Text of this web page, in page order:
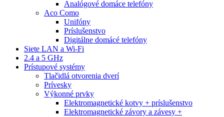
Analógové domáce telefóny
Aco Como
Unifóny
Príslušenstvo
Digitálne domácé telefóny
Siete LAN a Wi-Fi
2.4 a 5 GHz
Prístupové systémy
Tlačidlá otvorenia dverí
Prívesky
Výkonné prvky
Elektromagnetické kotvy + príslušenstvo
Elektromagnetické závory a závesy +